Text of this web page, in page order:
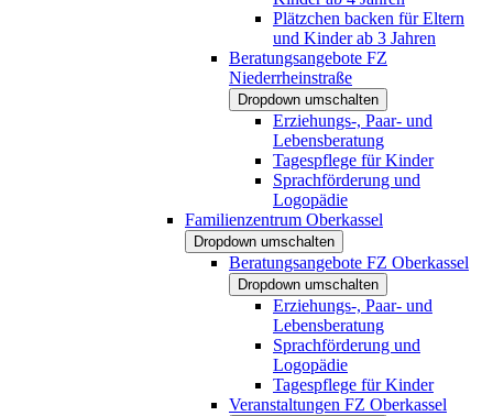
Plätzchen backen für Eltern
und Kinder ab 3 Jahren
Beratungsangebote FZ
Niederrheinstraße
Dropdown umschalten
Erziehungs-, Paar- und
Lebensberatung
Tagespflege für Kinder
Sprachförderung und
Logopädie
Familienzentrum Oberkassel
Dropdown umschalten
Beratungsangebote FZ Oberkassel
Dropdown umschalten
Erziehungs-, Paar- und
Lebensberatung
Sprachförderung und
Logopädie
Tagespflege für Kinder
Veranstaltungen FZ Oberkassel